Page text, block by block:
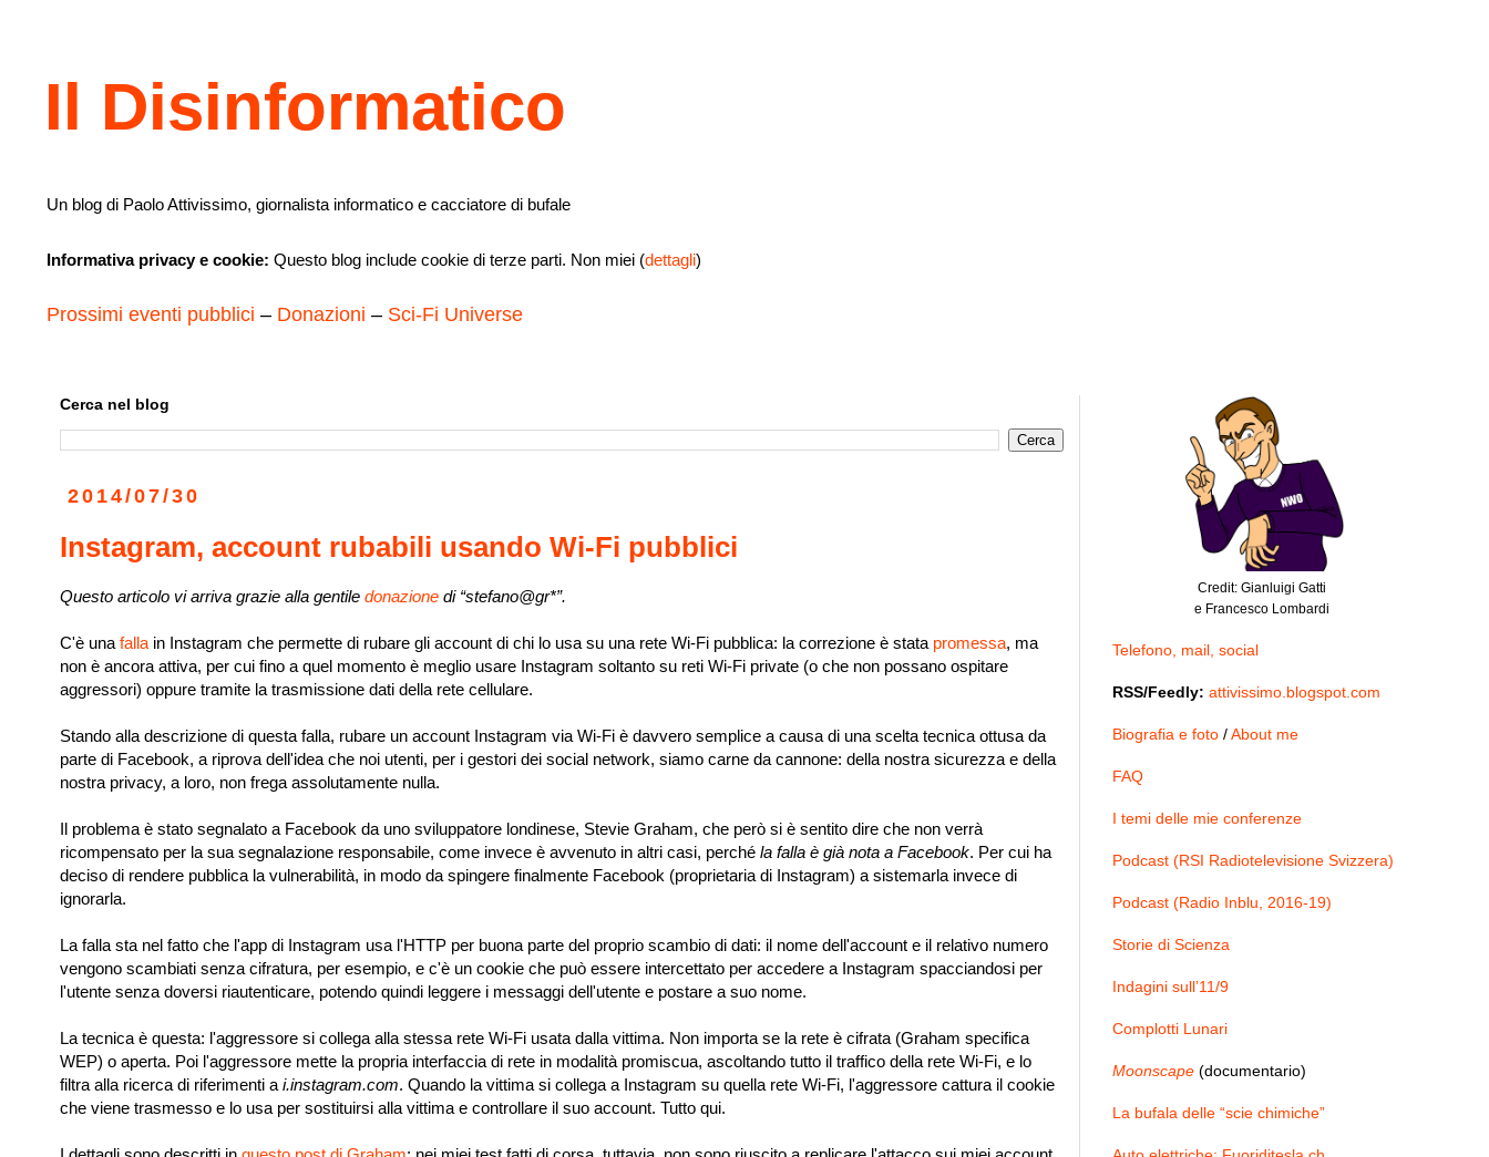
Il Disinformatico
Un blog di Paolo Attivissimo, giornalista informatico e cacciatore di bufale
Informativa privacy e cookie: Questo blog include cookie di terze parti. Non miei (dettagli)
Prossimi eventi pubblici – Donazioni – Sci-Fi Universe
Cerca nel blog
2014/07/30
Instagram, account rubabili usando Wi-Fi pubblici
Questo articolo vi arriva grazie alla gentile donazione di “stefano@gr*”.
C'è una falla in Instagram che permette di rubare gli account di chi lo usa su una rete Wi-Fi pubblica: la correzione è stata promessa, ma
non è ancora attiva, per cui fino a quel momento è meglio usare Instagram soltanto su reti Wi-Fi private (o che non possano ospitare
aggressori) oppure tramite la trasmissione dati della rete cellulare.
Stando alla descrizione di questa falla, rubare un account Instagram via Wi-Fi è davvero semplice a causa di una scelta tecnica ottusa da
parte di Facebook, a riprova dell'idea che noi utenti, per i gestori dei social network, siamo carne da cannone: della nostra sicurezza e della
nostra privacy, a loro, non frega assolutamente nulla.
Il problema è stato segnalato a Facebook da uno sviluppatore londinese, Stevie Graham, che però si è sentito dire che non verrà
ricompensato per la sua segnalazione responsabile, come invece è avvenuto in altri casi, perché la falla è già nota a Facebook. Per cui ha
deciso di rendere pubblica la vulnerabilità, in modo da spingere finalmente Facebook (proprietaria di Instagram) a sistemarla invece di
ignorarla.
La falla sta nel fatto che l'app di Instagram usa l'HTTP per buona parte del proprio scambio di dati: il nome dell'account e il relativo numero
vengono scambiati senza cifratura, per esempio, e c'è un cookie che può essere intercettato per accedere a Instagram spacciandosi per
l'utente senza doversi riautenticare, potendo quindi leggere i messaggi dell'utente e postare a suo nome.
La tecnica è questa: l'aggressore si collega alla stessa rete Wi-Fi usata dalla vittima. Non importa se la rete è cifrata (Graham specifica
WEP) o aperta. Poi l'aggressore mette la propria interfaccia di rete in modalità promiscua, ascoltando tutto il traffico della rete Wi-Fi, e lo
filtra alla ricerca di riferimenti a i.instagram.com. Quando la vittima si collega a Instagram su quella rete Wi-Fi, l'aggressore cattura il cookie
che viene trasmesso e lo usa per sostituirsi alla vittima e controllare il suo account. Tutto qui.
Credit: Gianluigi Gatti
e Francesco Lombardi
Telefono, mail, social
RSS/Feedly: attivissimo.blogspot.com
Biografia e foto /About me
FAQ
I temi delle mie conferenze
Podcast (RSI Radiotelevisione Svizzera)
Podcast (Radio Inblu, 2016-19)
Storie di Scienza
Indagini sull’11/9
Complotti Lunari
Moonscape (documentario)
La bufala delle “scie chimiche”